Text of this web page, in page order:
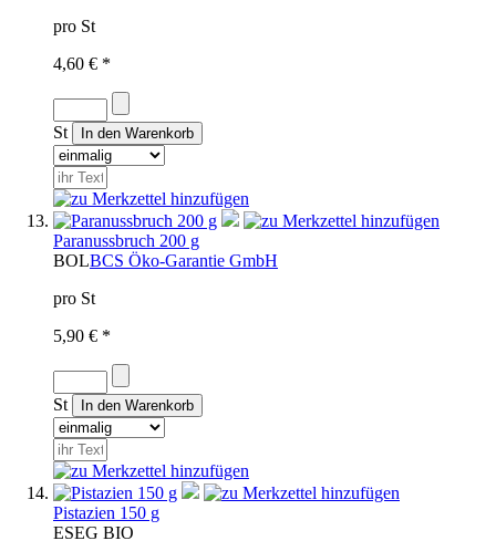
pro St
4,60 € *
St
Paranussbruch 200 g
BOLBCS Öko-Garantie GmbH
pro St
5,90 € *
St
Pistazien 150 g
ESEG BIO